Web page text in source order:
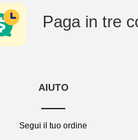
Paga in tre
AIUTO
Segui il tuo ordine